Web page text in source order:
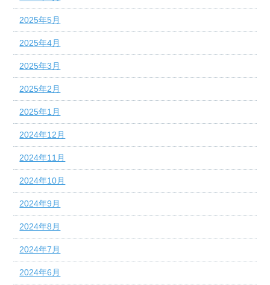
2025年5月
2025年4月
2025年3月
2025年2月
2025年1月
2024年12月
2024年11月
2024年10月
2024年9月
2024年8月
2024年7月
2024年6月